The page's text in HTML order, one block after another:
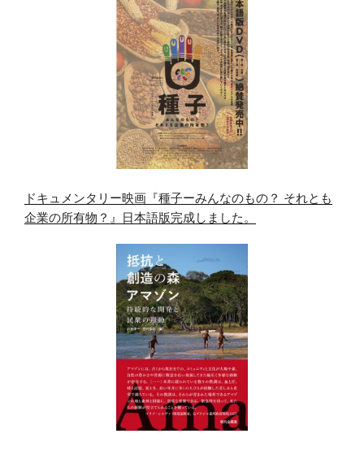
ドキュメンタリー映画『種子ーみんなのもの？ それとも
企業の所有物？』日本語版完成しました。